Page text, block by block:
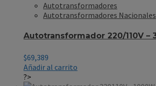
Autotransformadores
Autotransformadores Nacionales
Autotransformador 220/110V –
$69,389
Añadir al carrito
?>